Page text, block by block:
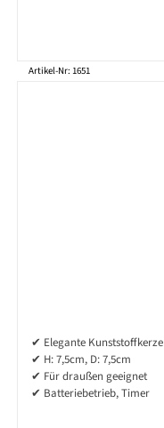
Artikel-Nr: 1651
✔ Elegante Kunststoffkerze
✔ H: 7,5cm, D: 7,5cm
✔ Für draußen geeignet
✔ Batteriebetrieb, Timer